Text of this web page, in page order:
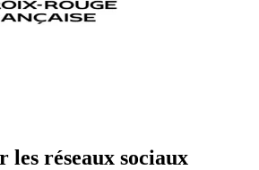
les réseaux sociaux